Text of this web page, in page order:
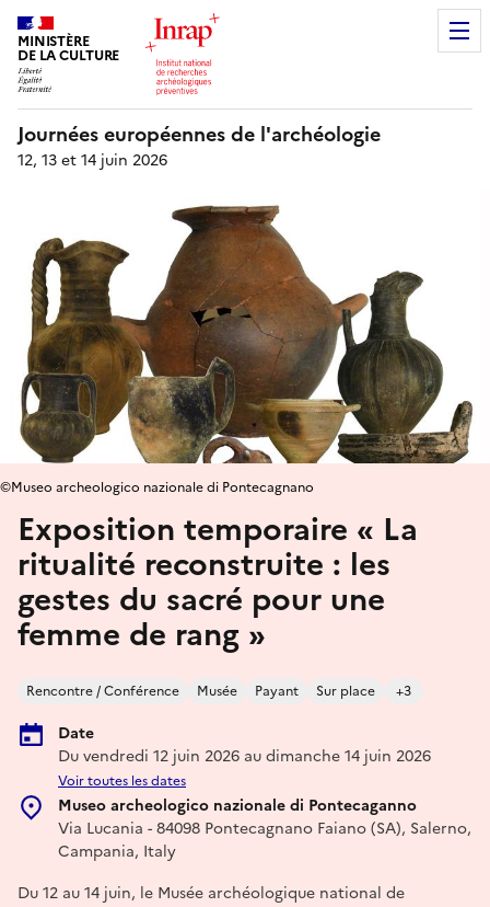
MINISTÈRE
DE LA CULTURE
Journées européennes de l'archéologie
12, 13 et 14 juin 2026
Exposition temporaire « La
ritualité reconstruite : les
gestes du sacré pour une
femme de rang »
Rencontre / Conférence Musée Payant Sur place +3
Date
Du vendredi 12 juin 2026 au dimanche 14 juin 2026
Voir toutes les dates
Museo archeologico nazionale di Pontecaganno
Via Lucania - 84098 Pontecagnano Faiano (SA), Salerno,
Campania, Italy
©Museo archeologico nazionale di Pontecagnano
Du 12 au 14 juin, le Musée archéologique national de